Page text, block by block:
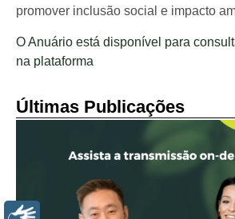
promover inclusão social e impacto
O Anuário está disponível para
na plataforma
Últimas Publicações